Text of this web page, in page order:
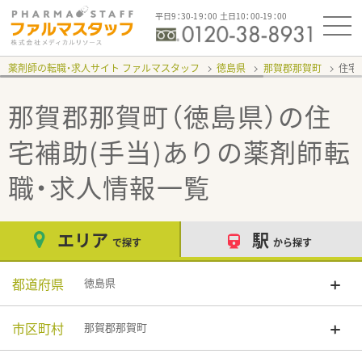
平日9：30-19：00 土日10：00-19：00
薬剤師の転職・求人サイト ファルマスタッフ 徳島県 那賀郡那賀町 住宅
那賀郡那賀町（徳島県）の住
宅補助(手当)あり の薬剤師転
職・求人情報一覧
エリア で探す 駅 から探す
都道府県 徳島県
市区町村 那賀郡那賀町